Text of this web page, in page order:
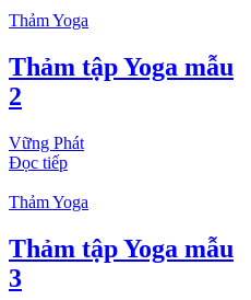
Thảm Yoga
Thảm tập Yoga mẫu
2
Vững Phát
Đọc tiếp
Thảm Yoga
Thảm tập Yoga mẫu
3